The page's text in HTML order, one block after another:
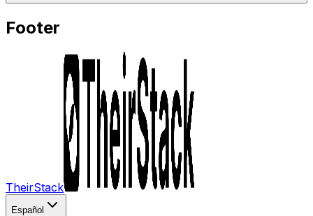
Footer
TheirStack
Español